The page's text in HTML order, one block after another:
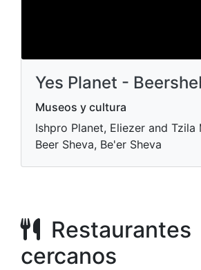
Yes Planet -
Museos y cultura
Ishpro Planet, Eliezer and Tzila
Beer Sheva, Be'er Sheva
Restaurantes
cercanos